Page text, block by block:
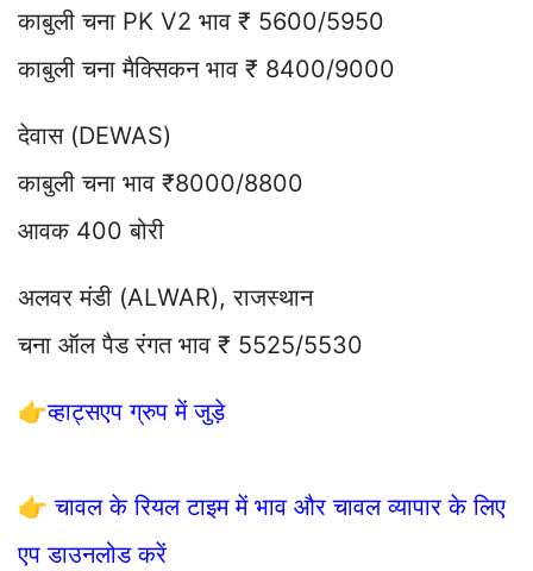
काबुली चना PK V2 भाव ₹ 5600/5950
काबुली चना मैक्सिकन भाव ₹ 8400/9000
देवास (DEWAS)
काबुली चना भाव ₹8000/8800
आवक 400 बोरी
अलवर मंडी (ALWAR), राजस्थान
चना ऑल पैड रंगत भाव ₹ 5525/5530
👉व्हाट्सएप ग्रुप में जुड़े
👉चावल के रियल टाइम में भाव और चावल व्यापार के लिए
एप डाउनलोड करें